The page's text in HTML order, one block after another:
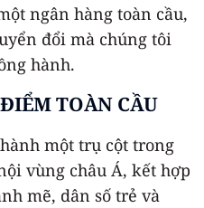
ngân hàng toàn cầu,
đổi mà chúng tôi
hành.
TOÀN CẦU
một trụ cột trong
vùng châu Á, kết hợp
mẽ, dân số trẻ và